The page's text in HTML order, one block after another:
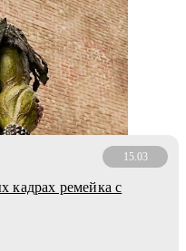
15.03
кадрах ремейка с